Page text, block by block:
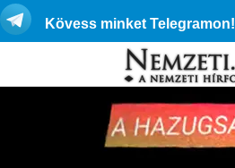
Kövess minket Telegramon!